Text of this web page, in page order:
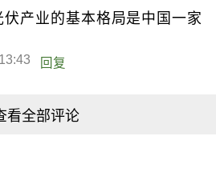
伏产业的基本格局是中国一家
回复
看全部评论